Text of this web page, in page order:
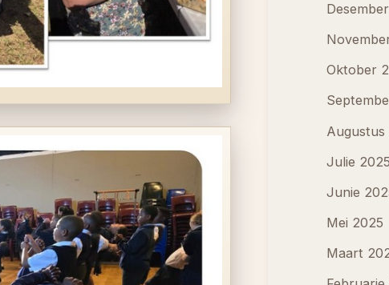
Oktober
Augustus
Julie 2025
Junie
Mei 2025
Maart